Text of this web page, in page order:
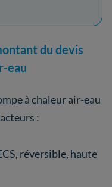
du devis
eau
à chaleur air-eau
:
réversible, haute